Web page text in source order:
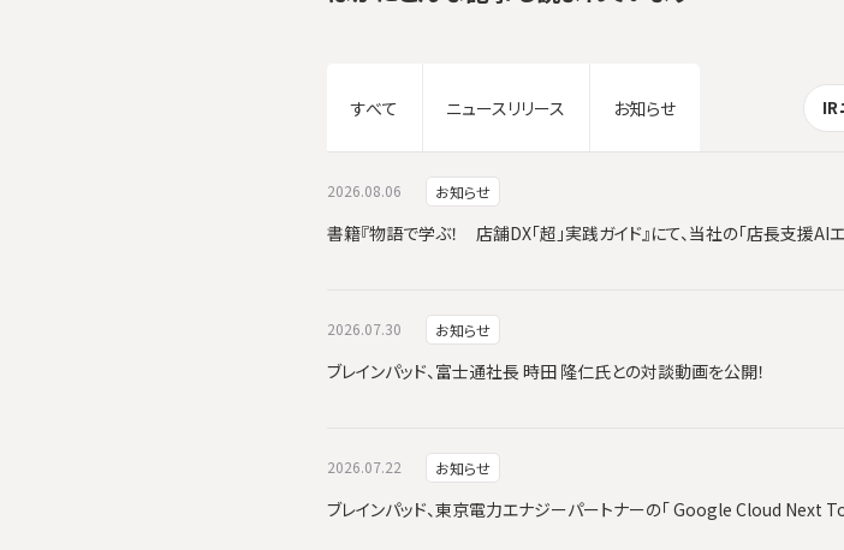
すべて ニュースリリース お知らせ IR
2026.08.06 お知らせ
書籍『物語で学ぶ！ 店舗DX「超」実践ガイド』にて、当社の「店長支援AI
2026.07.30 お知らせ
ブレインパッド、富士通社長 時田 隆仁氏との対談動画を公開！
2026.07.22 お知らせ
ブレインパッド、東京電力エナジーパートナーの「 Google Cloud Next